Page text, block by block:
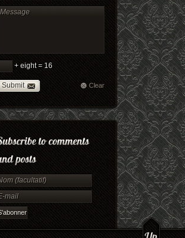
+ eight = 16
Submit Clear